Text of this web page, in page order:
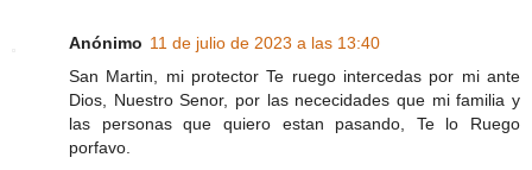
Anónimo 11 de julio de 2023 a las 13:40
San Martin, mi protector Te ruego intercedas por mi ante
Dios, Nuestro Senor, por las nececidades que mi familia y
las personas que quiero estan pasando, Te lo Ruego
porfavo.